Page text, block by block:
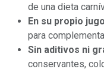
de una dieta
En su propio
para
Sin aditivos ni
conservantes,